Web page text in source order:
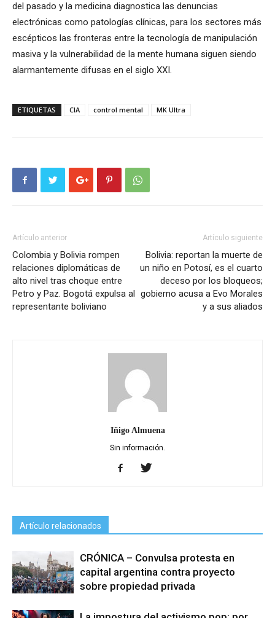
del pasado y la medicina diagnostica las denuncias
electrónicas como patologías clínicas, para los sectores más
escépticos las fronteras entre la tecnología de manipulación
masiva y la vulnerabilidad de la mente humana siguen siendo
alarmantemente difusas en el siglo XXI.
ETIQUETAS CIA control mental MK Ultra
Artículo anterior
Colombia y Bolivia rompen
relaciones diplomáticas de
alto nivel tras choque entre
Petro y Paz. Bogotá expulsa al
representante boliviano
Artículo siguiente
Bolivia: reportan la muerte de
un niño en Potosí, es el cuarto
deceso por los bloqueos;
gobierno acusa a Evo Morales
y a sus aliados
Iñigo Almuena
Sin información.
Artículo relacionados
CRÓNICA – Convulsa protesta en
capital argentina contra proyecto
sobre propiedad privada